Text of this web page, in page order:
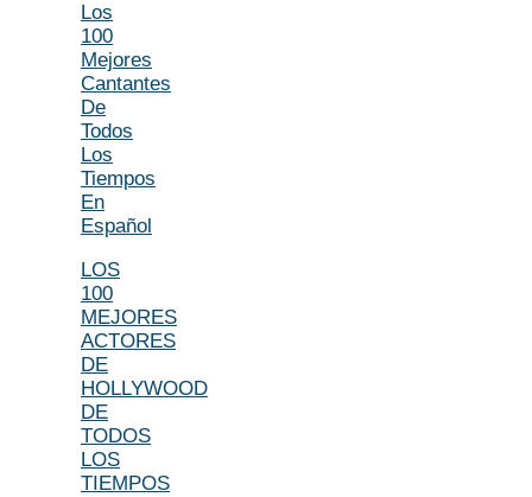
Los
100
Mejores
Cantantes
De
Todos
Los
Tiempos
En
Español
LOS
100
MEJORES
ACTORES
DE
HOLLYWOOD
DE
TODOS
LOS
TIEMPOS